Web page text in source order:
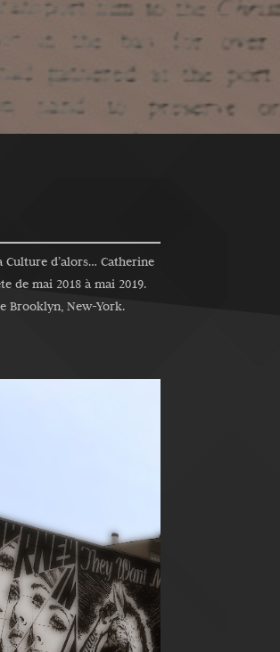
Culture d’alors… Catherine
de mai 2018 à mai 2019.
Brooklyn, New-York.